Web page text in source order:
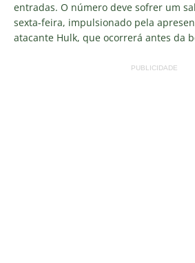
entradas. O número deve sofrer um
sexta-feira, impulsionado pela
atacante Hulk, que ocorrerá antes da
PUBLICIDADE